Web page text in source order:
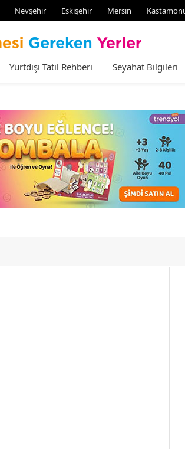
Nevşehir Eskişehir Mersin
Yurtdışı Tatil Rehberi Seyahat Bilgileri